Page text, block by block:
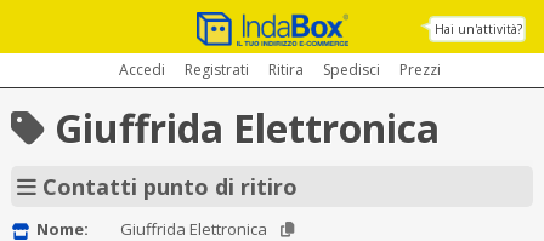
Hai un'attività?
Accedi Registrati Ritira Spedisci Prezzi
Giuffrida Elettronica
Contatti punto di ritiro
Nome:
Giuffrida Elettronica